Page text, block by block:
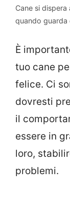
Cane si
quando guarda
È
tuo cane
felice. Ci
dovresti
il
essere in
loro,
problemi.